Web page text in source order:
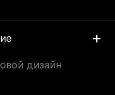
дизайн